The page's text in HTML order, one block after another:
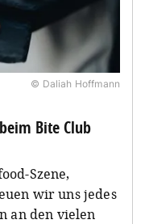
© Daliah Hoffmann
Bite Club
Szene,
wir uns jedes
an den vielen